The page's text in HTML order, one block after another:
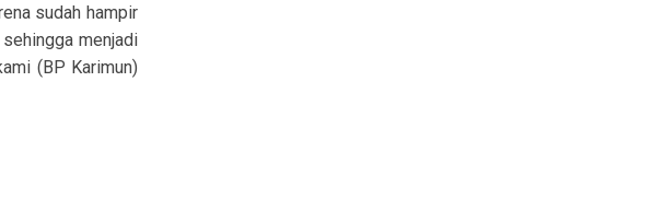
sudah hampir
menjadi
(BP Karimun)